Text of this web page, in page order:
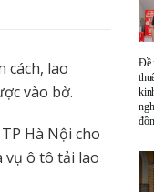
cách, lao
vào bờ.
Hà Nội cho
vụ ô tô tải lao
Đề